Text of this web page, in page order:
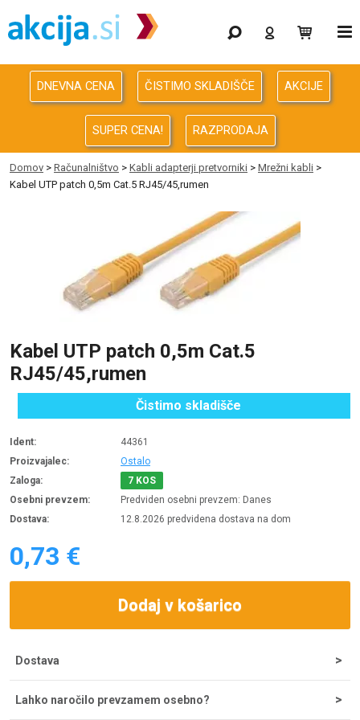
Gaming
Odprodaja
Računalništvo
Računalništvo za podjetja
Avdio Video Foto
Oprema za pisarno in dom
DNEVNA CENA ČISTIMO SKLADIŠČE AKCIJE
SUPER CENA! RAZPRODAJA
Domov > Računalništvo > Kabli adapterji pretvorniki > Mrežni kabli >
Kabel UTP patch 0,5m Cat.5 RJ45/45,rumen
Kabel UTP patch 0,5m Cat.5
RJ45/45,rumen
Čistimo skladišče
Ident:
44361
Proizvajalec:
Ostalo
Zaloga:
7 KOS
Osebni prevzem:
Predviden osebni prevzem: Danes
Dostava:
12.8.2026 predvidena dostava na dom
0,73 €
Dodaj v košarico
Dostava
zneskom je dostava brezplačna. Ob potrditvi odpreme iz
skladišča lahko dostavo pričakujete v 1-2 dneh, najpogosteje
Lahko naročilo prevzamem osebno?